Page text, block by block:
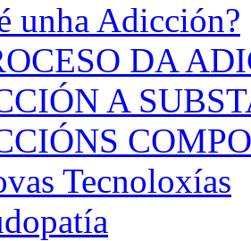
unha Adicción?
DA
A
Tecnoloxías